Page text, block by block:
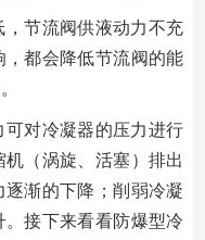
节流阀供液动力不充
都会降低节流阀的能
对冷凝器的压力进行
（涡旋、活塞）排出
渐的下降；削弱冷凝
接下来看看防爆型冷